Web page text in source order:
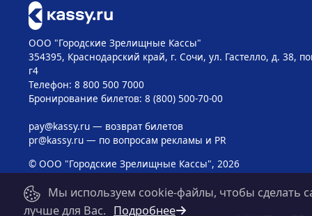
ООО "Городские Зрелищные Кассы"
354395, Краснодарский край, г. Сочи, ул. Гастелло, д. 38,
г4
Телефон: 8 800 500 7000
Бронирование билетов: 8 (800) 500-70-00
pay@kassy.ru— возврат билетов
pr@kassy.ru— по вопросам рекламы и PR
© ООО "Городские Зрелищные Кассы", 2026
Мы используем cookie-файлы, чтобы сделать
лучше для Вас. Подробнее